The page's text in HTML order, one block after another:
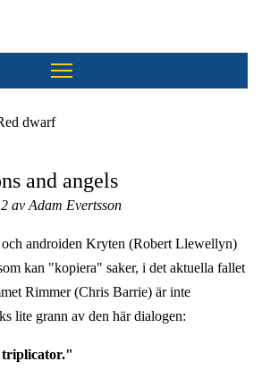
and angels
av Adam Evertsson
androiden Kryten (Robert Llewellyn)
kan "kopiera" saker, i det aktuella fallet
Rimmer (Chris Barrie) är inte
lite grann av den här dialogen:
triplicator."